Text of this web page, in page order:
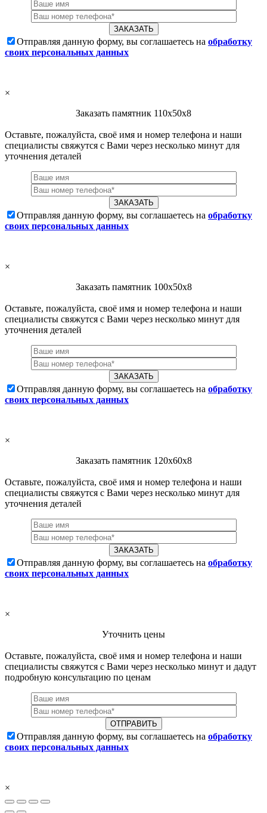
Отправляя данную форму, вы соглашаетесь на обработку
своих персональных данных
×
Заказать памятник 110х50х8
Оставьте, пожалуйста, своё имя и номер телефона и наши
специалисты свяжутся с Вами через несколько минут для
уточнения деталей
Отправляя данную форму, вы соглашаетесь на обработку
своих персональных данных
×
Заказать памятник 100х50х8
Оставьте, пожалуйста, своё имя и номер телефона и наши
специалисты свяжутся с Вами через несколько минут для
уточнения деталей
Отправляя данную форму, вы соглашаетесь на обработку
своих персональных данных
×
Заказать памятник 120х60х8
Оставьте, пожалуйста, своё имя и номер телефона и наши
специалисты свяжутся с Вами через несколько минут для
уточнения деталей
Отправляя данную форму, вы соглашаетесь на обработку
своих персональных данных
×
Уточнить цены
Оставьте, пожалуйста, своё имя и номер телефона и наши
специалисты свяжутся с Вами через несколько минут и дадут
подробную консультацию по ценам
Отправляя данную форму, вы соглашаетесь на обработку
своих персональных данных
×